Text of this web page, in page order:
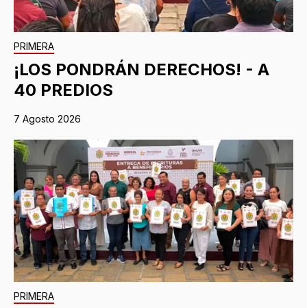
PRIMERA
¡LOS PONDRÁN DERECHOS! - A
40 PREDIOS
7 Agosto 2026
PRIMERA